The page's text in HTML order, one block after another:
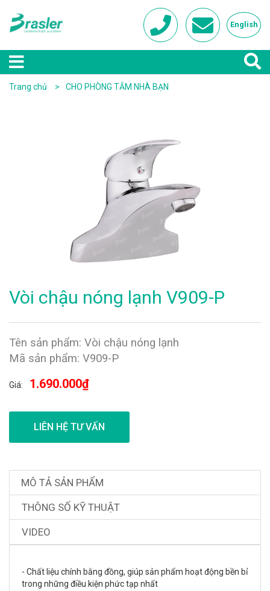
English
Trang chủ CHO PHÒNG TẮM NHÀ BẠN
Vòi chậu nóng lạnh V909-P
Tên sản phẩm: Vòi chậu nóng lạnh
Mã sản phẩm: V909-P
Giá: 1.690.000₫
LIÊN HỆ TƯ VẤN
MÔ TẢ SẢN PHẨM
THÔNG SỐ KỸ THUẬT
VIDEO
- Chất liệu chính bằng đồng, giúp sản phẩm hoạt động bền bỉ
trong những điều kiện phức tạp nhất